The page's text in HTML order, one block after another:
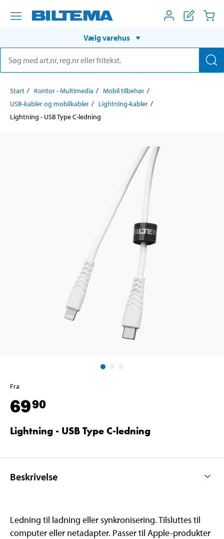
Vælg varehus
Start Kontor - Multimedia
Mobil tilbehør
USB-kabler og mobilkabler
Lightning-kabler
Lightning - USB Type C-ledning
Fra
6990
Lightning - USB Type C-ledning
Beskrivelse
Ledning til ladning eller synkronisering. Tilsluttes til
computer eller netadapter. Passer til Apple-produkter